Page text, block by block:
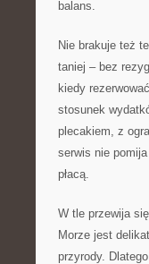
balans.
Nie brakuje też
taniej – bez
kiedy
stosunek
plecakiem, z
serwis nie
płacą.
W tle przewija
Morze jest
przyrody.